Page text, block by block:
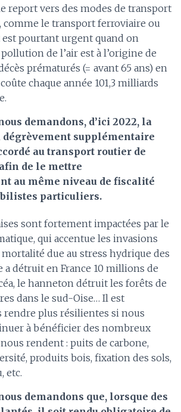
report vers des modes de transport
le transport ferroviaire ou
pourtant urgent quand on
de l’air est à l’origine de
prématurés (= avant 65 ans) en
chaque année 101,3 milliards
demandons, d’ici 2022, la
dégrèvement supplémentaire
au transport routier de
de le mettre
au même niveau de fiscalité
particuliers.
sont fortement impactées par le
qui accentue les invasions
due au stress hydrique des
a détruit en France 10 millions de
le hanneton détruit les forêts de
dans le sud-Oise…​ Il est
rendre plus résilientes si nous
à bénéficier des nombreux
nous rendent : puits de carbone,
produits bois, fixation des sols,
etc.
demandons que, lorsque des